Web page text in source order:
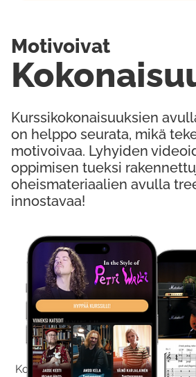
Kokeile
Kokeilemalla ilmaiseksi saat koko
Kurssikokonaisuuksien
on helppo seurata, mikä
motivoivaa. Lyhyiden
oppimisen tueksi
oheismateriaalien avulla
innostavaa!
Motivoivat